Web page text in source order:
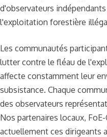
d'observateurs
l'exploitation forestière
Les communautés
lutter contre le fléau de
affecte constamment leur
subsistance. Chaque
des observateurs
Nos partenaires locaux,
actuellement ces dirigeants